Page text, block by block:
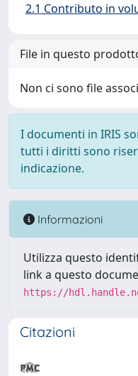
2.1 Contributo in
File in questo
Non ci sono file
I documenti in IRIS
tutti i diritti sono
indicazione.
Informazioni
Utilizza questo
link a questo
https://
Citazioni